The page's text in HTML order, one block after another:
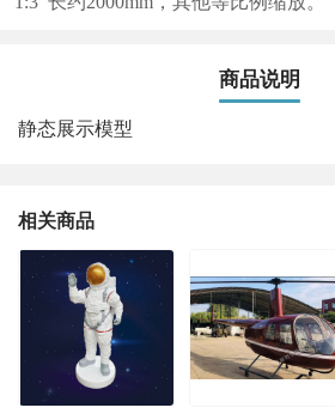
商品说明
静态展示模型
相关商品